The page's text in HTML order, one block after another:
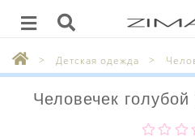
Детская одежда
Человечек